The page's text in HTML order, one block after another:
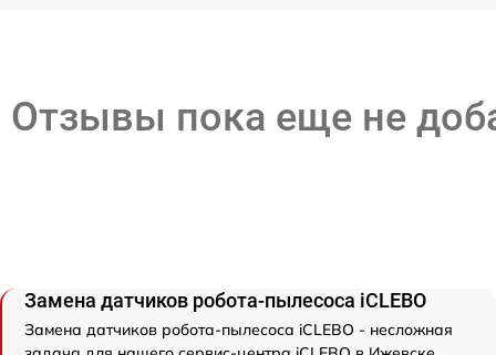
Отзывы пока еще не
Замена датчиков робота-пылесоса iCLEBO
Замена датчиков робота-пылесоса iCLEBO - несложная